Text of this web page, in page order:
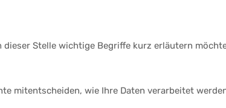
Stelle wichtige Begriffe kurz erläutern
mitentscheiden, wie Ihre Daten verarbeitet